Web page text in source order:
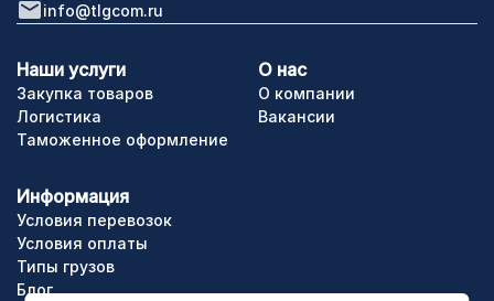
info@tlgcom.ru
Закупка товаров
Наши услуги
Логистика
Таможенное оформление
О нас
О компании
Вакансии
Информация
Условия перевозок
Условия оплаты
Типы грузов
Блог